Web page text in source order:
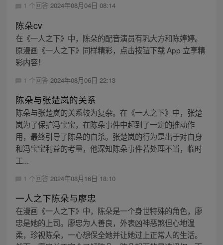
1 个回答 2024年08月04日 08:14
陈朵cv
在《一人之下》中，陈朵的配音演员有巩大方和陈婷婷。
原漫画《一人之下》同样精彩，点击按钮下载 App 立享精
彩内容！
1 个回答 2024年08月06日 22:13
陈朵与张楚岚的关系
陈朵与张楚岚的关系较为复杂。在《一人之下》中，张楚
岚为了保护冯宝宝，在陈朵事件中起到了一定的推动作
用，最终引导了陈朵的自杀。张楚岚的行为是出于对自身
和冯宝宝利益的考量，他深知陈朵事件若处理不当，临时
工...
1 个回答 2024年08月16日 18:10
一人之下陈朵与廖忠
在漫画《一人之下》中，陈朵是一个身世特殊的角色，廖
忠是她的上司。廖忠为人善良，外表凶神恶煞但心地温
柔，珍视陈朵，一心想保全她并让她过上正常人的生活。